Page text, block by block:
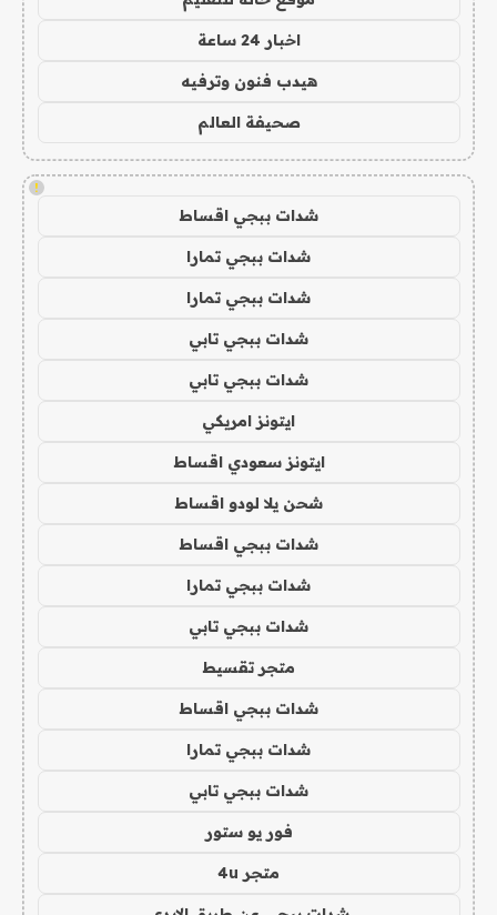
اخبار 24 ساعة
هيدب فنون وترفيه
صحيفة العالم
!
شدات ببجي اقساط
شدات ببجي تمارا
شدات ببجي تمارا
شدات ببجي تابي
شدات ببجي تابي
ايتونز امريكي
ايتونز سعودي اقساط
شحن يلا لودو اقساط
شدات ببجي اقساط
شدات ببجي تمارا
شدات ببجي تابي
متجر تقسيط
شدات ببجي اقساط
شدات ببجي تمارا
شدات ببجي تابي
فور يو ستور
متجر 4u